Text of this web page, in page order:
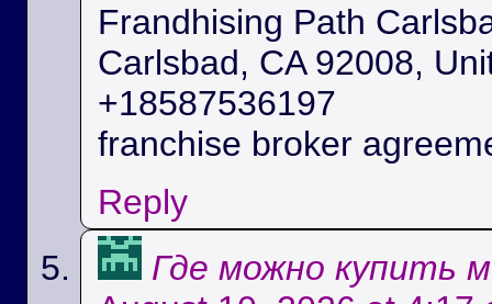
Frandhising Path
Carlsbad, ϹA 92008,
+18587536197
franchise broker
Reply
Где можно купить